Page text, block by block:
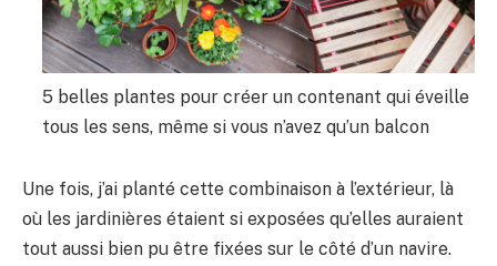
5 belles plantes pour créer un contenant qui éveille
tous les sens, même si vous n’avez qu’un balcon
Une fois, j’ai planté cette combinaison à l’extérieur, là
où les jardinières étaient si exposées qu’elles auraient
tout aussi bien pu être fixées sur le côté d’un navire.